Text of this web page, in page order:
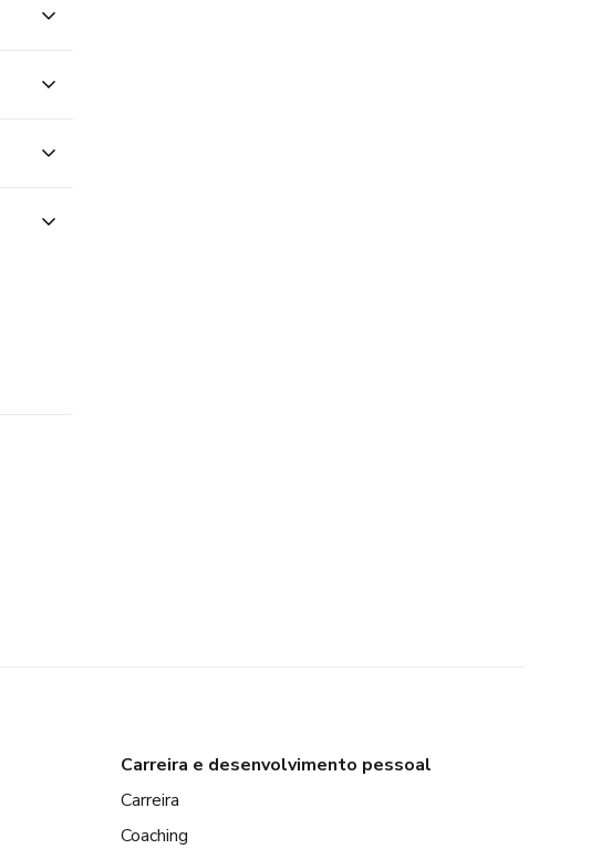
Carreira e desenvolvimento pessoal
Carreira
Coaching